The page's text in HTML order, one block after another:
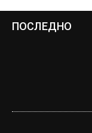
ПОСЛЕДНО